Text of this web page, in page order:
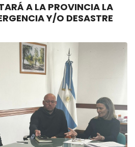
Y/O DESASTRE